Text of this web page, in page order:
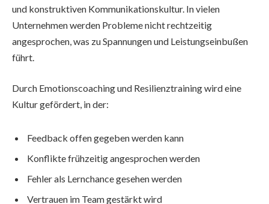
und konstruktiven Kommunikationskultur. In vielen
Unternehmen werden Probleme nicht rechtzeitig
angesprochen, was zu Spannungen und Leistungseinbußen
führt.
Durch Emotionscoaching und Resilienztraining wird eine
Kultur gefördert, in der:
Feedback offen gegeben werden kann
Konflikte frühzeitig angesprochen werden
Fehler als Lernchance gesehen werden
Vertrauen im Team gestärkt wird